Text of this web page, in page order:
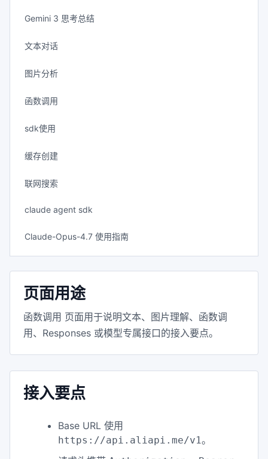
Gemini 3 思考总结
文本对话
图片分析
函数调用
sdk使用
缓存创建
联网搜索
claude agent sdk
Claude-Opus-4.7 使用指南
页面用途
函数调用 页面用于说明文本、图片理解、函数调
用、Responses 或模型专属接口的接入要点。
接入要点
Base URL 使用
https://api.aliapi.me/v1。